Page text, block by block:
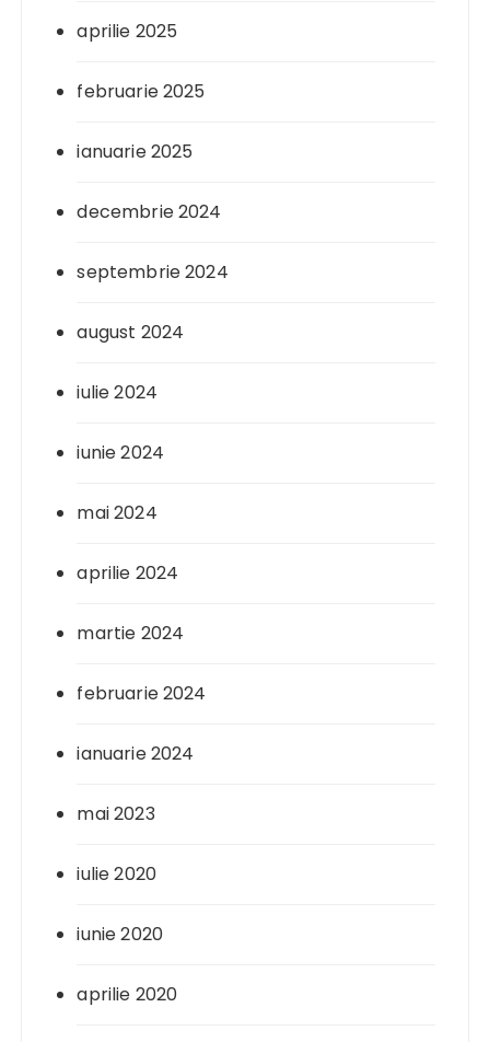
aprilie 2025
februarie 2025
ianuarie 2025
decembrie 2024
septembrie 2024
august 2024
iulie 2024
iunie 2024
mai 2024
aprilie 2024
martie 2024
februarie 2024
ianuarie 2024
mai 2023
iulie 2020
iunie 2020
aprilie 2020